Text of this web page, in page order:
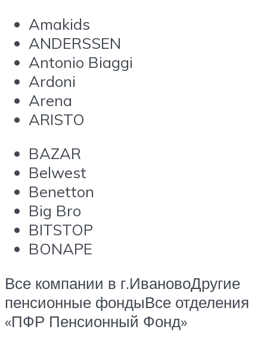
Amakids
ANDERSSEN
Antonio Biaggi
Ardoni
Arena
ARISTO
BAZAR
Belwest
Benetton
Big Bro
BITSTOP
BONAPE
Все компании в г.ИвановоДругие
пенсионные фондыВсе отделения
«ПФР Пенсионный Фонд»